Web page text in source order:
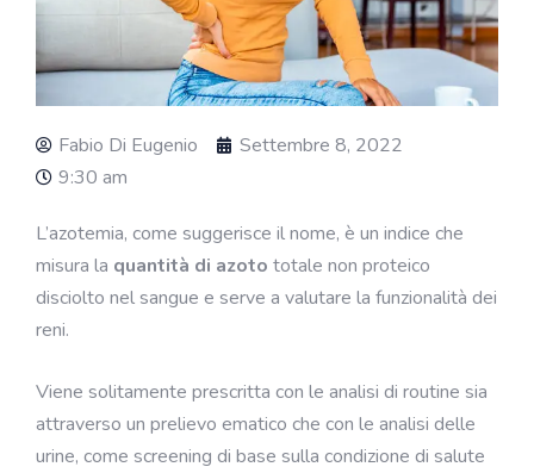
Fabio Di Eugenio
Settembre 8, 2022
9:30 am
L’azotemia, come suggerisce il nome, è un indice che
misura la quantità di azoto totale non proteico
disciolto nel sangue e serve a valutare la funzionalità dei
reni.
Viene solitamente prescritta con le analisi di routine sia
attraverso un prelievo ematico che con le analisi delle
urine, come screening di base sulla condizione di salute